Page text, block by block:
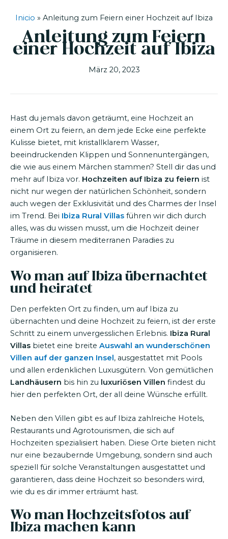
Inicio » Anleitung zum Feiern einer Hochzeit auf Ibiza
Anleitung zum Feiern
einer Hochzeit auf Ibiza
März 20, 2023
Hast du jemals davon geträumt, eine Hochzeit an
einem Ort zu feiern, an dem jede Ecke eine perfekte
Kulisse bietet, mit kristallklarem Wasser,
beeindruckenden Klippen und Sonnenuntergängen,
die wie aus einem Märchen stammen? Stell dir das und
mehr auf Ibiza vor. Hochzeiten auf Ibiza zu feiern ist
nicht nur wegen der natürlichen Schönheit, sondern
auch wegen der Exklusivität und des Charmes der Insel
im Trend. Bei Ibiza Rural Villas führen wir dich durch
alles, was du wissen musst, um die Hochzeit deiner
Träume in diesem mediterranen Paradies zu
organisieren.
Wo man auf Ibiza übernachtet
und heiratet
Den perfekten Ort zu finden, um auf Ibiza zu
übernachten und deine Hochzeit zu feiern, ist der erste
Schritt zu einem unvergesslichen Erlebnis. Ibiza Rural
Villas bietet eine breite Auswahl an wunderschönen
Villen auf der ganzen Insel, ausgestattet mit Pools
und allen erdenklichen Luxusgütern. Von gemütlichen
Landhäusern bis hin zu luxuriösen Villen findest du
hier den perfekten Ort, der all deine Wünsche erfüllt.
Neben den Villen gibt es auf Ibiza zahlreiche Hotels,
Restaurants und Agrotourismen, die sich auf
Hochzeiten spezialisiert haben. Diese Orte bieten nicht
nur eine bezaubernde Umgebung, sondern sind auch
speziell für solche Veranstaltungen ausgestattet und
garantieren, dass deine Hochzeit so besonders wird,
wie du es dir immer erträumt hast.
Wo man Hochzeitsfotos auf
Ibiza machen kann